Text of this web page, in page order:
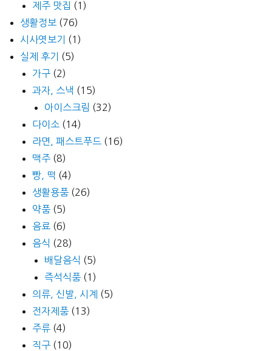
제주 맛집 (1)
생활정보 (76)
시사엿보기
(1)
실제 후기
(5)
가구 (2)
과자, 스낵 (15)
아이스크림 (32)
다이소 (14)
라면, 패스트푸드 (16)
맥주 (8)
빵, 떡 (4)
생활용품 (26)
약품 (5)
음료 (6)
음식 (28)
배달음식 (5)
즉석식품 (1)
의류, 신발, 시계
(5)
전자제품 (13)
주류 (4)
직구 (10)